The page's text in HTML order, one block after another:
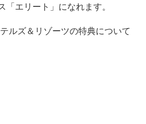
「エリート」になれます。
ルズ＆リゾーツの特典について